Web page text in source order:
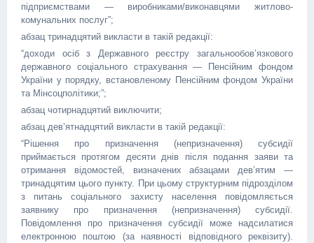
підприємствами — виробниками/виконавцями житлово-
комунальних послуг”;
абзац тринадцятий викласти в такій редакції:
“доходи осіб з Державного реєстру загальнообов’язкового
державного соціального страхування — Пенсійним фондом
України у порядку, встановленому Пенсійним фондом України
та Мінсоцполітики;”;
абзац чотирнадцятий виключити;
абзац дев’ятнадцятий викласти в такій редакції:
“Рішення про призначення (непризначення) субсидії
приймається протягом десяти днів після подання заяви та
отримання відомостей, визначених абзацами дев’ятим —
тринадцятим цього пункту. При цьому структурним підрозділом
з питань соціального захисту населення повідомляється
заявнику про призначення (непризначення) субсидії.
Повідомлення про призначення субсидії може надсилатися
електронною поштою (за наявності відповідного реквізиту).